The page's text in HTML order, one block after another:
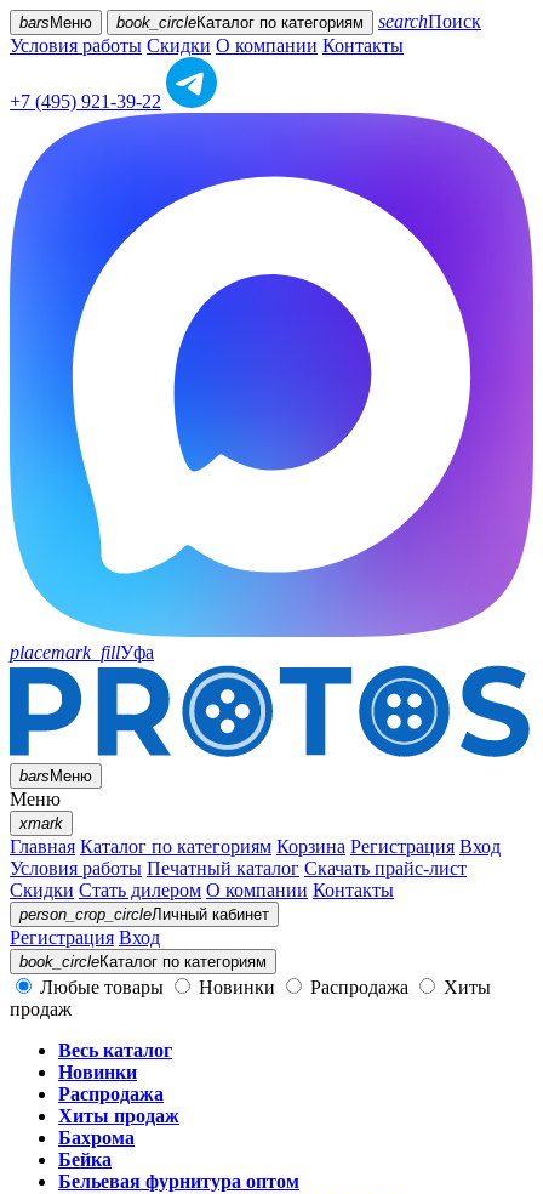
bars Меню book_circleКаталог по категориям searchПоиск
Условия работы Скидки О компании Контакты
+7 (495) 921-39-22
placemark_fillУфа
barsМеню
Меню
xmark
Главная Каталог по категориям Корзина Регистрация Вход
Условия работы Печатный каталог Скачать прайс-лист
Скидки Стать дилером О компании Контакты
person_crop_circleЛичный кабинет
Регистрация Вход
book_circleКаталог по категориям
Любые товары Новинки Распродажа
Хиты
продаж
Весь каталог
Новинки
Распродажа
Хиты продаж
Бахрома
Бейка
Бельевая фурнитура оптом